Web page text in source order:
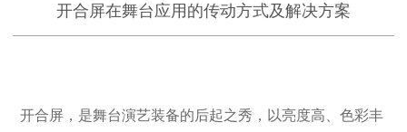
开合屏在舞台应用的传动方式及解决方案
开合屏，是舞台演艺装备的后起之秀，以亮度高、色彩丰